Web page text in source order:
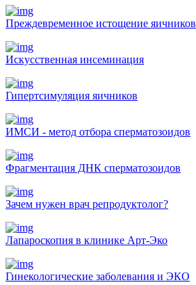
Преждевременное истощение яичников
Искусственная инсеминация
Гипертсимуляция яичников
ИМСИ - метод отбора сперматозоидов
Фрагментация ДНК сперматозоидов
Зачем нужен врач репродуктолог?
Лапароскопия в клинике Арт-Эко
Гинекологические заболевания и ЭКО